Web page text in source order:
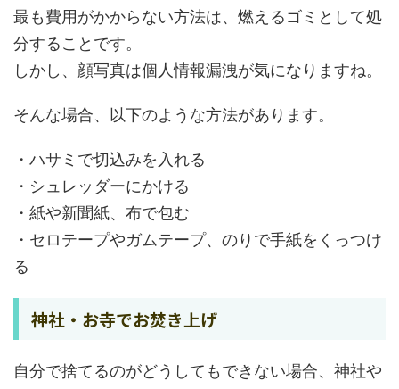
最も費用がかからない方法は、燃えるゴミとして処
分することです。
しかし、顔写真は個人情報漏洩が気になりますね。
そんな場合、以下のような方法があります。
・ハサミで切込みを入れる
・シュレッダーにかける
・紙や新聞紙、布で包む
・セロテープやガムテープ、のりで手紙をくっつけ
る
神社・お寺でお焚き上げ
自分で捨てるのがどうしてもできない場合、神社や